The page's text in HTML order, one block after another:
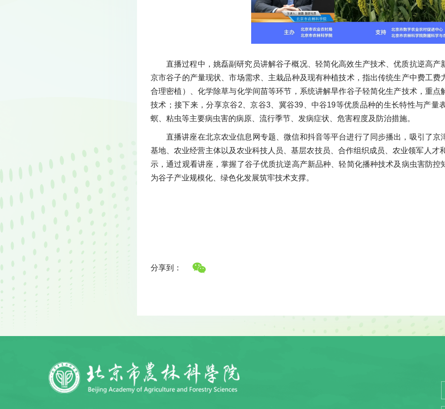
直播过程中，姚磊副研究员讲解谷子概况、轻简化高效生产技术、优质抗逆高
京市谷子的产量现状、市场需求、主栽品种及现有种植技术，指出传统生产中费工
合理密植）、化学除草与化学间苗等环节，系统讲解旱作谷子轻简化生产技术，重
技术；接下来，分享京谷2、京谷3、冀谷39、中谷19等优质品种的生长特性与产量
螟、粘虫等主要病虫害的病原、流行季节、发病症状、危害程度及防治措施。
直播讲座在北京农业信息网专题、微信和抖音等平台进行了同步播出，吸引了
基地、农业经营主体以及农业科技人员、基层农技员、合作组织成员、农业领军人才
示，通过观看讲座，掌握了谷子优质抗逆高产新品种、轻简化播种技术及病虫害防控
为谷子产业规模化、绿色化发展筑牢技术支撑。
分享到：